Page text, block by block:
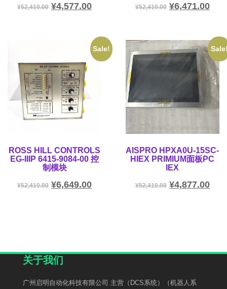
¥52,410.00 ¥4,577.00 ¥52,410.00 ¥6,471.00
Sale!
ROSS HILL CONTROLS
EG-IIIP 6415-9084-00 控
制模块
¥52,410.00 ¥6,649.00
AISPRO HPXA0U-15SC-
HIEX PRIMIUM面板PC
IEX
¥52,410.00 ¥4,877.00
关于我们
广州启明自动化科技有限公司 主营（DCS系统）（机器人系